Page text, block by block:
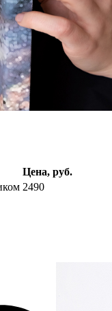
миру
Цена, руб.
2490